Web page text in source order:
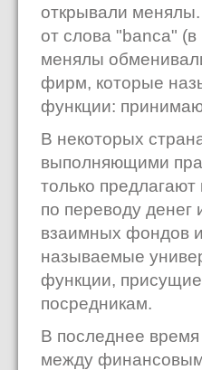
открывали менялы.
от слова "banca" (в
менялы
фирм, которые
функции:
В некоторых
выполняющими
только
по переводу
взаимных фондов
называемые
функции,
посредникам.
В последнее
между